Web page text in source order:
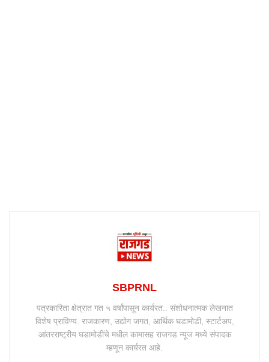
SBPRNL
पत्रकारिता क्षेत्रात गत ५ वर्षांपासून कार्यरत.. संशोधनात्मक लेखनात
विशेष प्राविण्य. राजकारण, उद्योग जगत, आर्थिक घडामोडी, स्टार्टअप,
आंतरराष्ट्रीय घडामोडींचे मधील कामासह राजगड न्यूज मध्ये संपादक
म्हणून कार्यरत आहे.